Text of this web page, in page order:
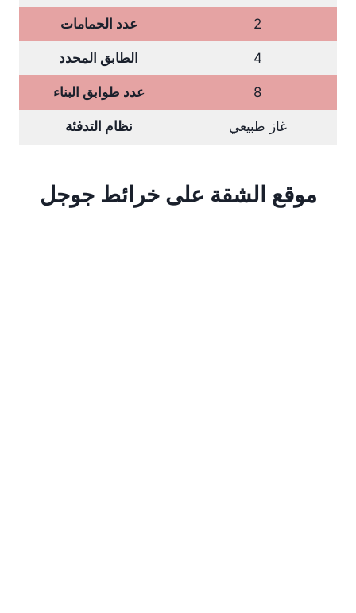
عدد الحمامات 2
الطابق المحدد 4
عدد طوابق البناء 8
نظام التدفئة غاز طبيعي
موقع الشقة على خرائط جوجل